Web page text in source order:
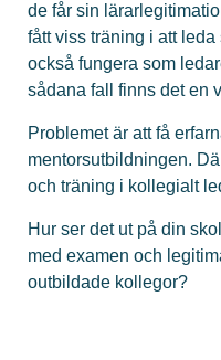
de får sin
fått viss träning i att
också fungera som
sådana fall finns det en
Problemet är att få
mentorsutbildningen.
och träning i kollegialt
Hur ser det ut på din
med examen och
outbildade kollegor?